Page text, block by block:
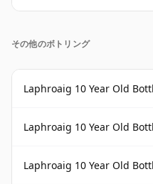
その他のボトリング
Laphroaig 10 Year Old
Laphroaig 10 Year Old
Laphroaig 10 Year Old